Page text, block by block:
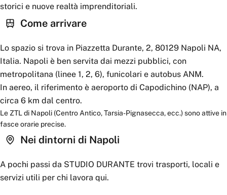
storici e nuove realtà imprenditoriali.
Come arrivare
Lo spazio si trova in Piazzetta Durante, 2, 80129 Napoli NA,
Italia. Napoli è ben servita dai mezzi pubblici, con
metropolitana (linee 1, 2, 6), funicolari e autobus ANM.
In aereo, il riferimento è aeroporto di Capodichino (NAP), a
circa 6 km dal centro.
Le ZTL di Napoli (Centro Antico, Tarsia-Pignasecca, ecc.) sono attive in
fasce orarie precise.
Nei dintorni di Napoli
A pochi passi da STUDIO DURANTE trovi trasporti, locali e
servizi utili per chi lavora qui.